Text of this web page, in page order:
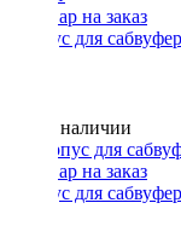
Корпус для
Нет в наличии
Корпус для